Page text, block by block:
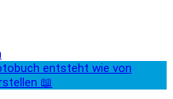
entsteht wie von
📖